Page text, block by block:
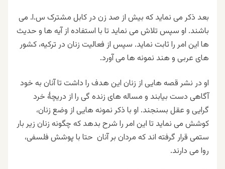
بعد ذکر می نماید که بیش از صد زن در کابل مشترک س.ا. می
باشند. او سپس تلاش می نماید تا با استفاده از آیه ها و حدیث
ها این امر را ثابت نماید. سپس از فعالیت زنان در ترکیه، کشور
های عربی و هند نمونه ها می آورد.
او در نشر قصه هایی از زنان این هدف را داشت تا آنان به خود
آگاهی دست بیابند و مساله های زنده گی را از دریچهٔ خرد
گرایی و عقل بسنجند. او با ذکر نمونه هایی از وضع زنان،
کوشش می نماید تا این امر را شرح بدهد که چگونه زنان زیر بار
ستمی قرار گرفته اند که مردان بر آنان حتا با پوشش فلسفی،
روا می دارند.